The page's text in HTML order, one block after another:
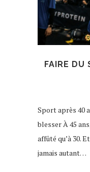
FAIRE DU
Sport après 40
blesser À 45
affûté qu’à 30.
jamais autant…